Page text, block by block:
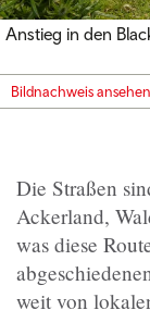
Anstieg in den
Bildnachweis ansehen
Die Straßen
Ackerland,
was diese
weit von